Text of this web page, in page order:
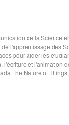
de la Science
l'apprentissage des
pour aider les
et l'animation
The Nature of